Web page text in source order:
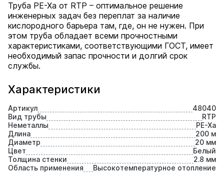
Характеристики
Артикул
48040
Вид трубы
RTP
Неметаллы
PE-Xa
Длина
200 м
Диаметр
20 мм
Цвет
Белый
Толщина стенки
2.8 мм
Область применения
Высокотемпературное отопление
Труба PE-Xa от RTP – оптимальное решение
инженерных задач без переплат за наличие
кислородного барьера там, где, он не нужен. При
этом труба обладает всеми прочностными
характеристиками, соответствующими ГОСТ, имеет
необходимый запас прочности и долгий срок
службы.